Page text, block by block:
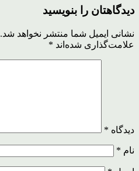
دیدگاهتان را بنویسید
نشانی ایمیل شما منتشر نخواهد شد.
علامت‌گذاری شده‌اند *
دیدگاه *
نام *